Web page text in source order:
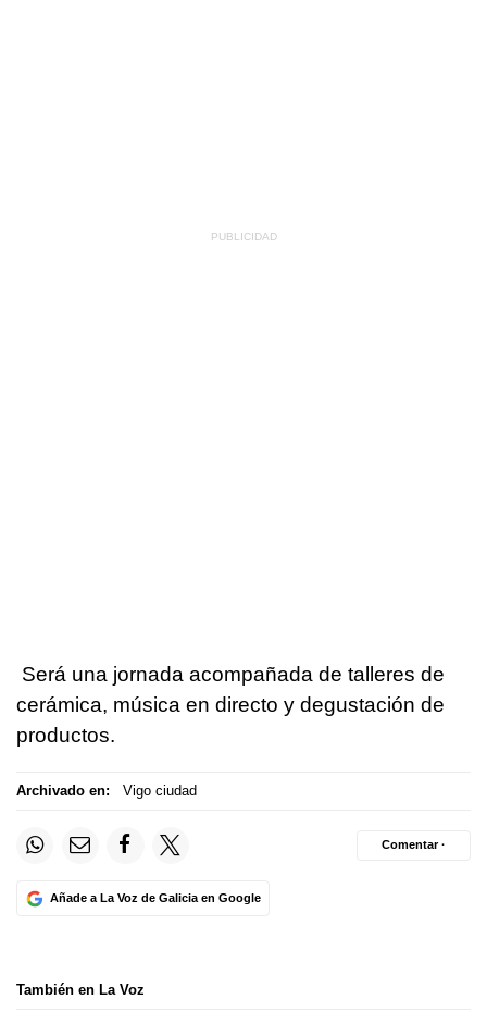
Será una jornada acompañada de talleres de
cerámica, música en directo y degustación de
productos.
Archivado en: Vigo ciudad
Añade a La Voz de Galicia en Google
Comentar ·
También en La Voz